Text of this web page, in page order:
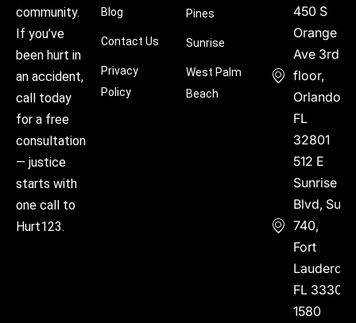
community.
If you’ve
been hurt in
an accident,
call today
for a free
consultation
— justice
starts with
one call to
Hurt123.
Blog
Contact Us
Privacy
Policy
Pines
Sunrise
West Palm
Beach
450 S
Orange
Ave 3rd
floor,
Orlando,
FL
32801
512 E
Sunrise
Blvd, Suite
740,
Fort
FL 33304
1580